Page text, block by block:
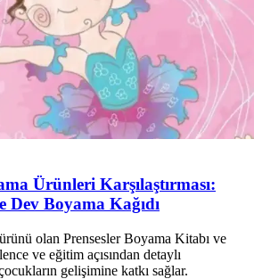
Ürünleri Karşılaştırması:
Dev Boyama Kağıdı
olan Prensesler Boyama Kitabı ve
ve eğitim açısından detaylı
gelişimine katkı sağlar.